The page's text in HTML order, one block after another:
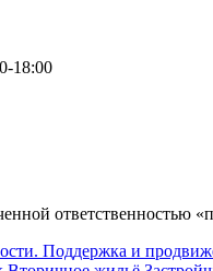
18:00
ответственностью
Поддержка и